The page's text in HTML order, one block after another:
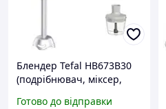
Блендер Tefal HB673B30
(подрібнювач, міксер,
Готово до відправки